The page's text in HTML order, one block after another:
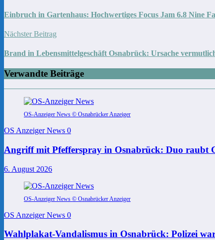
Einbruch in Gartenhaus: Hochwertiges Focus Jam 6.8 Nine
Nächster Beitrag
Brand in Lebensmittelgeschäft Osnabrück: Ursache
Verwandte Beiträge
OS-Anzeiger News © Osnabrücker Anzeiger
OS Anzeiger News 0
Angriff mit Pfefferspray in Osnabrück: Duo raubt
6. August 2026
OS-Anzeiger News © Osnabrücker Anzeiger
OS Anzeiger News 0
Wahlplakat-Vandalismus in Osnabrück: Polizei